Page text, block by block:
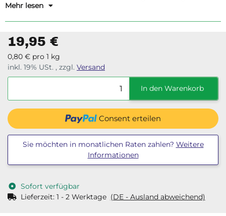
Fußboden!
Mehr lesen
19,95 €
0,80 € pro 1 kg
inkl. 19% USt. , zzgl. Versand
In den Warenkorb
Consent erteilen
Sie möchten in monatlichen Raten zahlen? Weitere
Informationen
Sofort verfügbar
Lieferzeit: 1 - 2 Werktage (DE - Ausland abweichend)